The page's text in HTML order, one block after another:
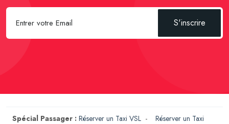
S'inscrire
Spécial Passager : Réserver un Taxi VSL - Réserver un Taxi